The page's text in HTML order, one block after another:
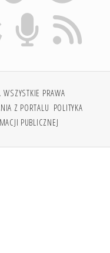
PRAWA
Z PORTALU POLITYKA
PUBLICZNEJ